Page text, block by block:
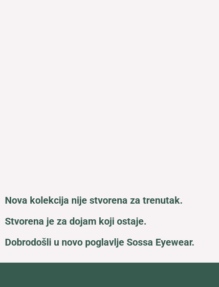
Nova kolekcija nije stvorena za trenutak.
Stvorena je za dojam koji ostaje.
Dobrodošli u novo poglavlje Sossa Eyewear.